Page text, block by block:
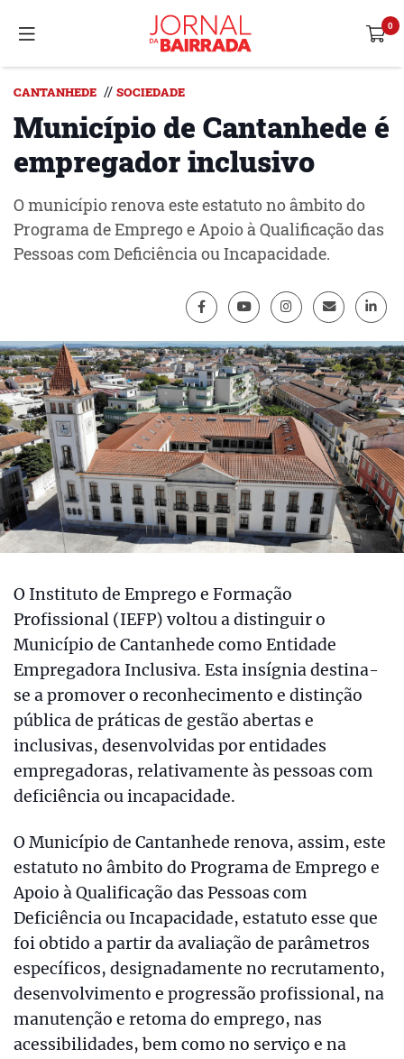
CANTANHEDE // SOCIEDADE
Município de Cantanhede é
empregador inclusivo
O município renova este estatuto no âmbito do
Programa de Emprego e Apoio à Qualificação das
Pessoas com Deficiência ou Incapacidade.
O Instituto de Emprego e Formação
Profissional (IEFP) voltou a distinguir o
Município de Cantanhede como Entidade
Empregadora Inclusiva. Esta insígnia destina-
se a promover o reconhecimento e distinção
pública de práticas de gestão abertas e
inclusivas, desenvolvidas por entidades
empregadoras, relativamente às pessoas com
deficiência ou incapacidade.
O Município de Cantanhede renova, assim, este
estatuto no âmbito do Programa de Emprego e
Apoio à Qualificação das Pessoas com
Deficiência ou Incapacidade, estatuto esse que
foi obtido a partir da avaliação de parâmetros
específicos, designadamente no recrutamento,
desenvolvimento e progressão profissional, na
manutenção e retoma do emprego, nas
acessibilidades, bem como no serviço e na